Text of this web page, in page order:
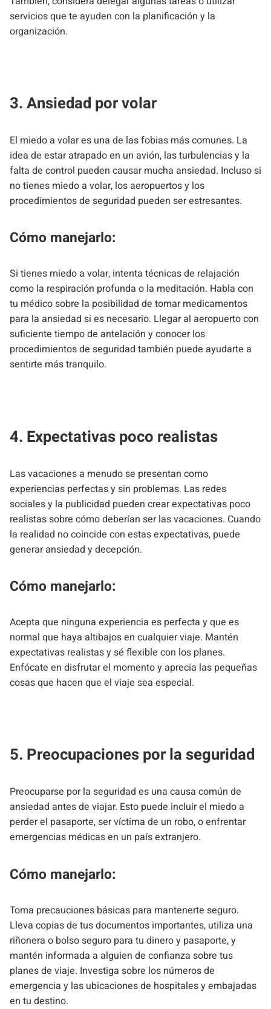
servicios que te ayuden con la planificación y la
organización.
3. Ansiedad por volar
El miedo a volar es una de las fobias más comunes. La
idea de estar atrapado en un avión, las turbulencias y la
falta de control pueden causar mucha ansiedad. Incluso si
no tienes miedo a volar, los aeropuertos y los
procedimientos de seguridad pueden ser estresantes.
Cómo manejarlo:
Si tienes miedo a volar, intenta técnicas de relajación
como la respiración profunda o la meditación. Habla con
tu médico sobre la posibilidad de tomar medicamentos
para la ansiedad si es necesario. Llegar al aeropuerto con
suficiente tiempo de antelación y conocer los
procedimientos de seguridad también puede ayudarte a
sentirte más tranquilo.
4. Expectativas poco realistas
Las vacaciones a menudo se presentan como
experiencias perfectas y sin problemas. Las redes
sociales y la publicidad pueden crear expectativas poco
realistas sobre cómo deberían ser las vacaciones. Cuando
la realidad no coincide con estas expectativas, puede
generar ansiedad y decepción.
Cómo manejarlo:
Acepta que ninguna experiencia es perfecta y que es
normal que haya altibajos en cualquier viaje. Mantén
expectativas realistas y sé flexible con los planes.
Enfócate en disfrutar el momento y aprecia las pequeñas
cosas que hacen que el viaje sea especial.
5. Preocupaciones por la seguridad
Preocuparse por la seguridad es una causa común de
ansiedad antes de viajar. Esto puede incluir el miedo a
perder el pasaporte, ser víctima de un robo, o enfrentar
emergencias médicas en un país extranjero.
Cómo manejarlo:
Toma precauciones básicas para mantenerte seguro.
Lleva copias de tus documentos importantes, utiliza una
riñonera o bolso seguro para tu dinero y pasaporte, y
mantén informada a alguien de confianza sobre tus
planes de viaje. Investiga sobre los números de
emergencia y las ubicaciones de hospitales y embajadas
en tu destino.